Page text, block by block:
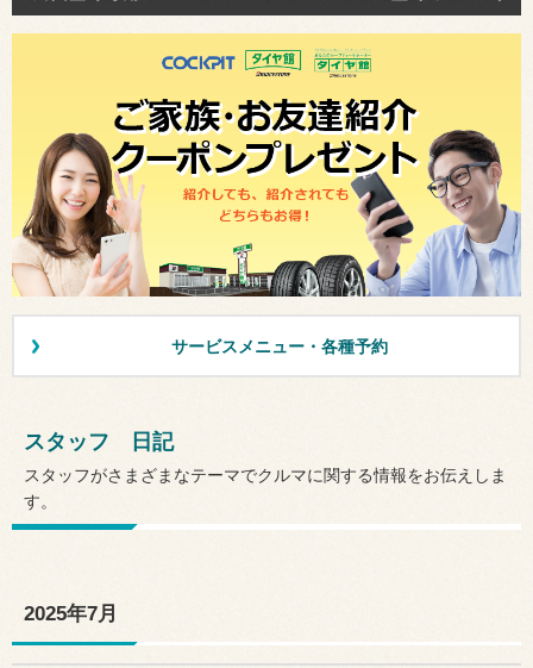
サービスメニュー・各種予約
スタッフ 日記
スタッフがさまざまなテーマでクルマに関する情報をお伝えしま
す。
2025年7月